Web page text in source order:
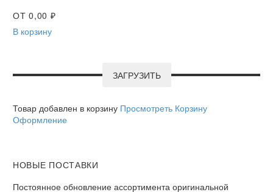
ОТ0,00 ₽
В корзину
ЗАГРУЗИТЬ
Товар добавлен в корзину Просмотреть Корзину
Оформление
НОВЫЕ ПОСТАВКИ
Постоянное обновление ассортимента оригинальной